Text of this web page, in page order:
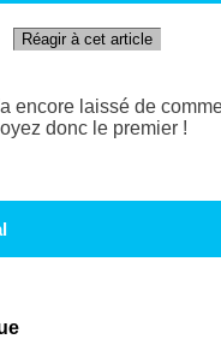
Réagir à cet article
encore laissé de
donc le premier !